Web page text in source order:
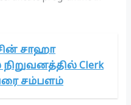
சாஹா
Clerk
சம்பளம்